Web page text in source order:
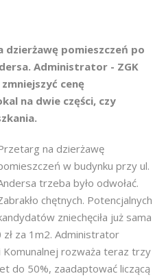
dzierżawę pomieszczeń po
Administrator - ZGK
cenę
na dwie części, czy
na dzierżawę
w budynku przy ul.
trzeba było odwołać.
chętnych. Potencjalnych
zniechęciła już sama
za 1m2. Administrator
Komunalnej rozważa teraz trzy
do 50%, zaadaptować liczącą